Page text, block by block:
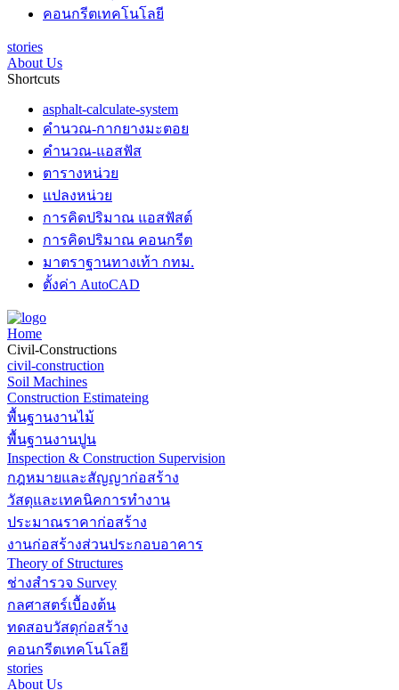
คอนกรีตเทคโนโลยี
stories
About Us
Shortcuts
asphalt-calculate-system
คำนวณ-กากยางมะตอย
คำนวณ-แอสฟัส
ตารางหน่วย
แปลงหน่วย
การคิดปริมาณ แอสฟัสต์
การคิดปริมาณ คอนกรีต
มาตราฐานทางเท้า กทม.
ตั้งค่า AutoCAD
Home
Civil-Constructions
civil-construction
Soil Machines
Construction Estimateing
พื้นฐานงานไม้
พื้นฐานงานปูน
Inspection & Construction Supervision
กฎหมายและสัญญาก่อสร้าง
วัสดุและเทคนิคการทำงาน
ประมาณราคาก่อสร้าง
งานก่อสร้างส่วนประกอบอาคาร
Theory of Structures
ช่างสำรวจ Survey
กลศาสตร์เบื้องต้น
ทดสอบวัสดุก่อสร้าง
คอนกรีตเทคโนโลยี
stories
About Us